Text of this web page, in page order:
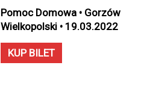
Pomoc Domowa • Gorzów
Wielkopolski • 19.03.2022
KUP BILET